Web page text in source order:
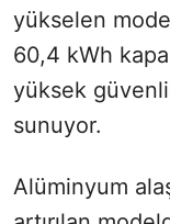
yükselen
60,4 kWh
yüksek
sunuyor.
Alüminyum